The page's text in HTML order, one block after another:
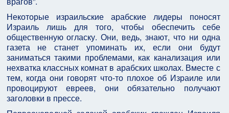
Некоторые израильские арабские лидеры поносят
Израиль лишь для того, чтобы обеспечить себе
общественную огласку. Они, ведь, знают, что ни одна
газета не станет упоминать их, если они будут
заниматься такими проблемами, как канализация или
нехватка классных комнат в арабских школах. Вместе с
тем, когда они говорят что-то плохое об Израиле или
провоцируют евреев, они обязательно получают
заголовки в прессе.